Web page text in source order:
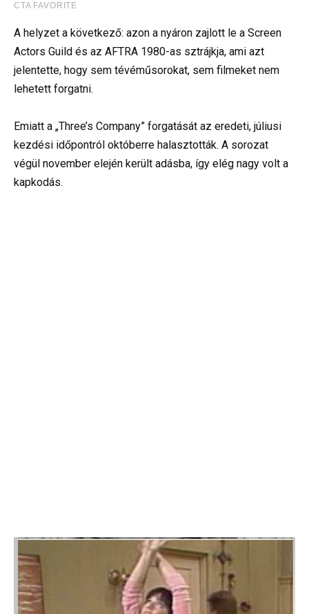
A helyzet a következő: azon a nyáron zajlott le a Screen
Actors Guild és az AFTRA 1980-as sztrájkja, ami azt
jelentette, hogy sem tévéműsorokat, sem filmeket nem
lehetett forgatni.
Emiatt a „Three’s Company” forgatását az eredeti, júliusi
kezdési időpontról októberre halasztották. A sorozat
végül november elején került adásba, így elég nagy volt a
kapkodás.